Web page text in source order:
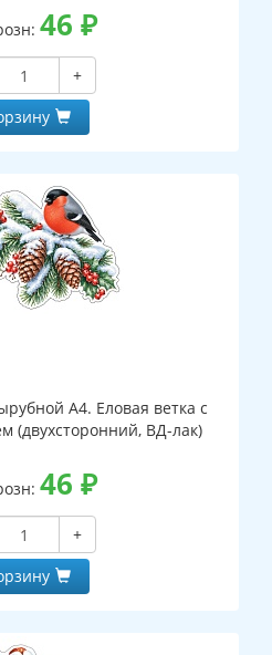
46 ₽
+
А4. Еловая ветка с
(двухсторонний, ВД-лак)
46 ₽
+